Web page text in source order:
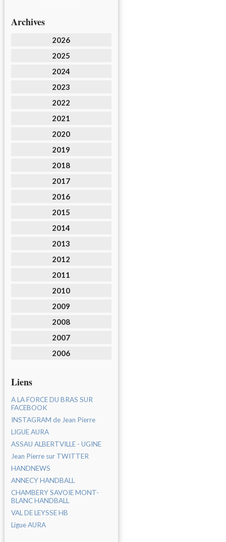
Archives
2026
2025
2024
2023
2022
2021
2020
2019
2018
2017
2016
2015
2014
2013
2012
2011
2010
2009
2008
2007
2006
Liens
A LA FORCE DU BRAS SUR
FACEBOOK
INSTAGRAM de Jean Pierre
LIGUE AURA
ASSAU ALBERTVILLE - UGINE
Jean Pierre sur TWITTER
HANDNEWS
ANNECY HANDBALL
CHAMBERY SAVOIE MONT-
BLANC HANDBALL
VAL DE LEYSSE HB
Ligue AURA